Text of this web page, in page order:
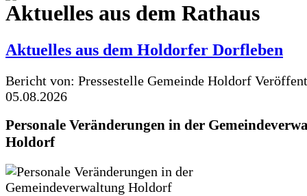
Aktuelles aus dem Rathaus
Aktuelles aus dem Holdorfer Dorfleben
Bericht von: Pressestelle Gemeinde Holdorf
05.08.2026
Personale Veränderungen in der
Holdorf